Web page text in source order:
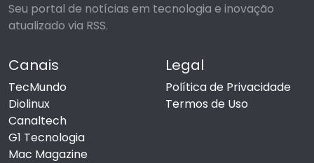
Seu portal de notícias em tecnologia e inovação
atualizado via RSS.
Canais
TecMundo
Diolinux
Canaltech
G1 Tecnologia
Mac Magazine
Legal
Política de Privacidade
Termos de Uso